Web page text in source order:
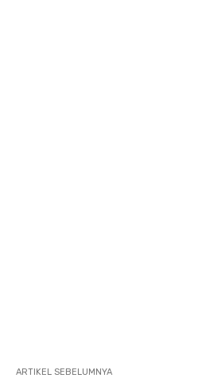
ARTIKEL SEBELUMNYA